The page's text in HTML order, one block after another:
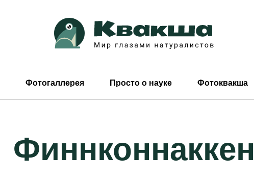
Фотогаллерея Просто о науке Фотоквакша
Финнконнаккен